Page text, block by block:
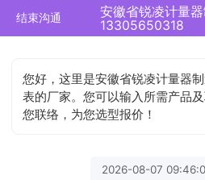
结束沟通
13305650318
您好，这里是安徽省锐凌计量器
表的厂家。您可以输入所需产品
您联络，为您选型报价！
2026-08-07